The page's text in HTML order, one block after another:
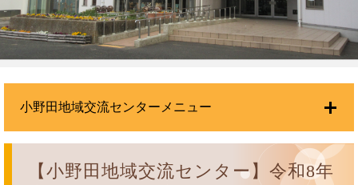
【小野田地域交流センター】令和8年
小野田地域交流センターメニュー